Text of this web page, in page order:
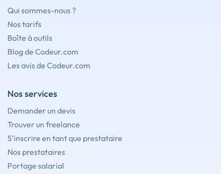
Qui sommes-nous ?
Nos tarifs
Boîte à outils
Blog de Codeur.com
Les avis de Codeur.com
Nos services
Demander un devis
Trouver un freelance
S'inscrire en tant que prestataire
Nos prestataires
Portage salarial